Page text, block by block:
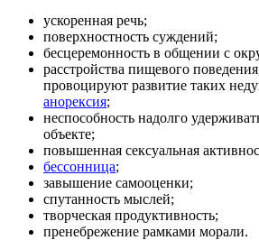
ускоренная речь;
поверхностность суждений;
бесцеремонность в общении с
расстройства пищевого
провоцируют развитие таких
анорексия;
неспособность надолго
объекте;
повышенная сексуальная
бессонница;
завышение самооценки;
спутанность мыслей;
творческая продуктивность;
пренебрежение рамками морали.